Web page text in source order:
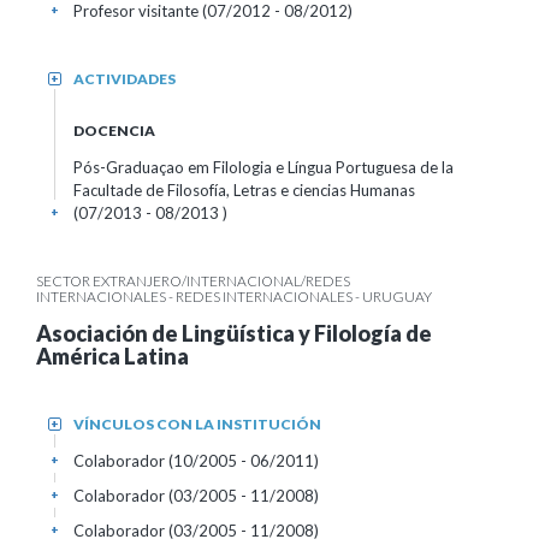
Profesor visitante (07/2012 - 08/2012)
+
ACTIVIDADES
+
DOCENCIA
Pós-Graduaçao em Filologia e Língua Portuguesa de la
Facultade de Filosofía, Letras e ciencias Humanas
(07/2013 - 08/2013 )
+
SECTOR EXTRANJERO/INTERNACIONAL/REDES
INTERNACIONALES - REDES INTERNACIONALES - URUGUAY
Asociación de Lingüística y Filología de
América Latina
VÍNCULOS CON LA INSTITUCIÓN
+
Colaborador (10/2005 - 06/2011)
+
Colaborador (03/2005 - 11/2008)
+
Colaborador (03/2005 - 11/2008)
+